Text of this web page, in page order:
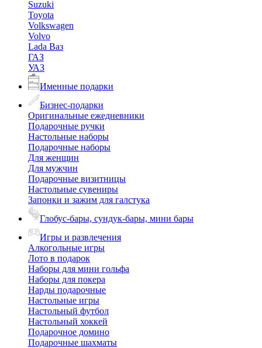
Suzuki
Toyota
Volkswagen
Volvo
Lada Ваз
ГАЗ
УАЗ
Именные подарки
Бизнес-подарки
Оригинальные ежедневники
Подарочные ручки
Настольные наборы
Подарочные наборы
Для женщин
Для мужчин
Подарочные визитницы
Настольные сувениры
Запонки и зажим для галстука
Глобус-бары, сундук-бары, мини бары
Игры и развлечения
Алкогольные игры
Лото в подарок
Наборы для мини гольфа
Наборы для покера
Нарды подарочные
Настольные игры
Настольный футбол
Настольный хоккей
Подарочное домино
Подарочные шахматы